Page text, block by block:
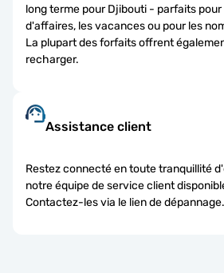
long terme pour Djibouti - parfaits
d'affaires, les vacances ou pour les
La plupart des forfaits offrent
recharger.
Assistance client
Restez connecté en toute tranquillité
notre équipe de service client
Contactez-les via le lien de dépannage.